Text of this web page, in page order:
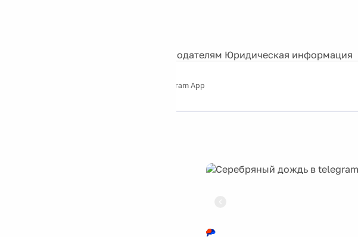
Рекламодателям Юридическая информация
Telegram App